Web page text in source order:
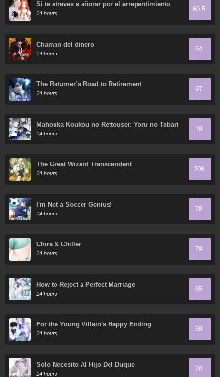
Si te atreves a añorar por el arrepentimiento
14 hours
60.5
Chaman del dinero
14 hours
54
The Returner’s Road to Retirement
14 hours
97
Mahouka Koukou no Rettousei: Yoru no Tobari
ni Yami wa Hirameku
14 hours
19
The Great Wizard Transcendent
14 hours
206
I'm Not a Soccer Genius!
14 hours
78
Chira & Chiller
14 hours
79
How to Reject a Perfect Marriage
14 hours
65
For the Young Villain's Happy Ending
14 hours
59
Solo Necesito Al Hijo Del Duque
14 hours
20